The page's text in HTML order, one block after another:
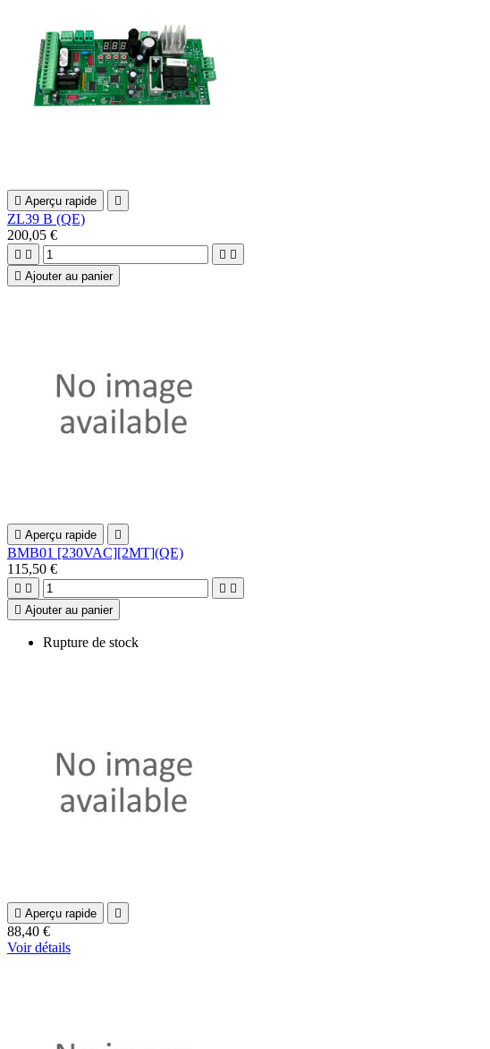
 Aperçu rapide 
ZL39 B (QE)
200,05 €
   
 Ajouter au panier
 Aperçu rapide 
BMB01 [230VAC][2MT](QE)
115,50 €
   
 Ajouter au panier
Rupture de stock
 Aperçu rapide 
88,40 €
Voir détails